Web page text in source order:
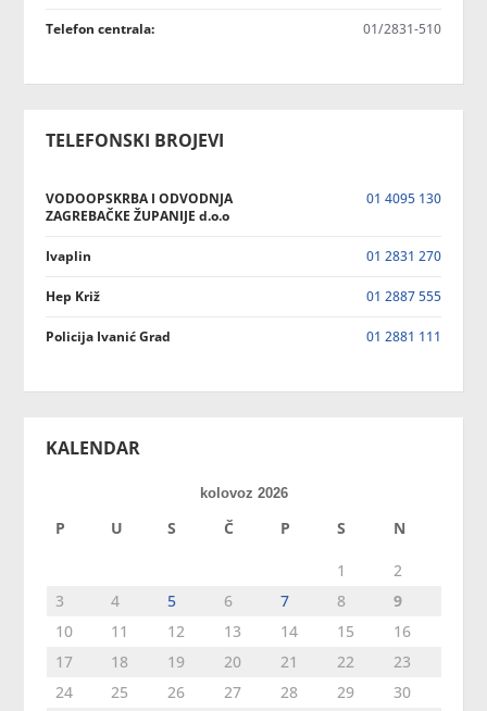
Telefon centrala: 01/2831-510
TELEFONSKI BROJEVI
VODOOPSKRBA I ODVODNJA
ZAGREBAČKE ŽUPANIJE d.o.o
01 4095 130
Ivaplin 01 2831 270
Hep Križ 01 2887 555
Policija Ivanić Grad 01 2881 111
KALENDAR
kolovoz 2026
P U S Č P S N
1
2
3
4 5 6 7 8
9
10
11 12 13 14 15
16
17
18 19 20 21 22
23
24
25 26 27 28 29
30